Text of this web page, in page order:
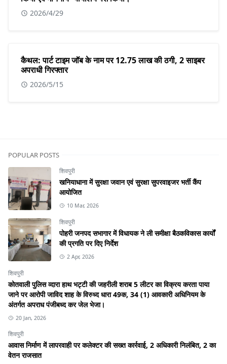
2026/4/29
कैथल: पार्ट टाइम जॉब के नाम पर 12.75 लाख की ठगी, 2 साइबर
अपराधी गिरफ्तार
2026/5/15
POPULAR POSTS
शिवपुरी
खनियाधाना में सुरक्षा जवान एवं सुरक्षा सुपरवाइजर भर्ती कैंप
आयोजित
10 Mar, 2026
शिवपुरी
पोहरी जनपद सभागार में विधायक ने ली समीक्षा बैठकविकास कार्यों
की प्रगति पर दिए निर्देश
2 Apr, 2026
शिवपुरी
कोतवाली पुलिस व्दारा हाथ भट्टी की जहरीली शराब 5 लीटर का विक्रय करता पाया
जाने पर आरोपी जाविद शाह के विरुध्द धारा 49क, 34 (1) आवकारी अधिनियम के
अंतर्गत अपराध पंजीबध्द कर जेल भेजा।
20 Jan, 2026
शिवपुरी
आवास निर्माण में लापरवाही पर कलेक्टर की सख्त कार्रवाई, 2 अधिकारी निलंबित, 2 का
वेतन राजसात